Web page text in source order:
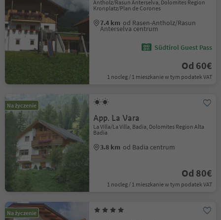
Antholz/Rasun Anterselva, Dolomites Region
Kronplatz/Plan de Corones
7.4 km od Rasen-Antholz/Rasun
Anterselva centrum
Südtirol Guest Pass
Od 60€
1 nocleg / 1 mieszkanie w tym podatek VAT
Na życzenie
App. La Vara
La Villa/La Villa, Badia, Dolomites Region Alta
Badia
3.8 km od Badia centrum
Od 80€
1 nocleg / 1 mieszkanie w tym podatek VAT
Na życzenie